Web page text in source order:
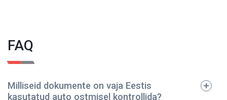
FAQ
Milliseid dokumente on vaja Eestis
kasutatud auto ostmisel kontrollida?